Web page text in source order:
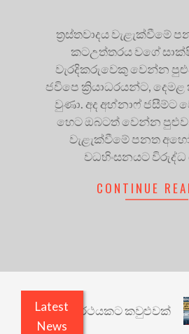
ත්‍රස්තවාදය වැළැක්වීමේ
කටඋත්තරය වගේ
වැරදිකරුවෙකු වෙන්න
ජවිපෙ ක්‍රියාධරයන්ට,
වුණා. අද අහ්නාෆ් ජසීම්ට
හෙට ඔබටත් වෙන්න
වැළැක්වීමේ පනත
වධහිංසනයට
CONTINUE
Latest
News
වෙනත් යථාර්ථයකට කවුළුවක්